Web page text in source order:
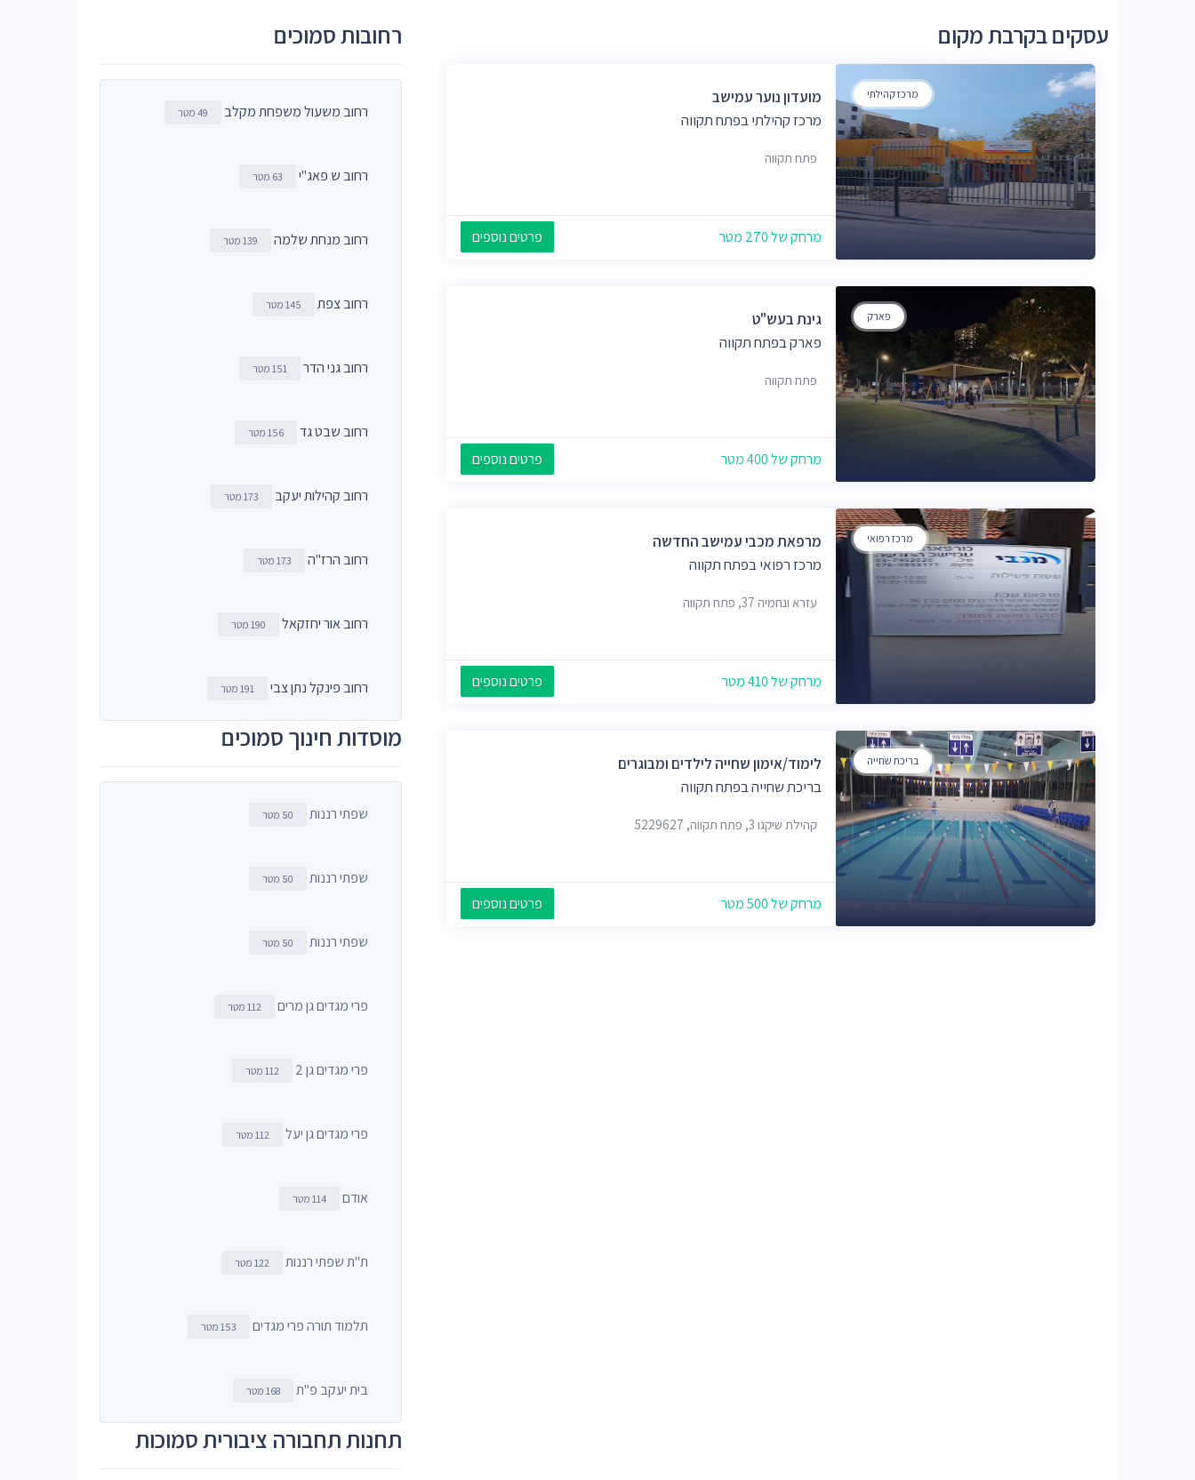
עסקים בקרבת מקום
מרכז קהילתי
מועדון נוער עמישב
מרכז קהילתי בפתח תקווה
פתח תקווה
מרחק של 270 מטר פרטים נוספים
פארק
גינת בעש"ט
פארק בפתח תקווה
פתח תקווה
מרחק של 400 מטר פרטים נוספים
מרכז רפואי
מרפאת מכבי עמישב החדשה
מרכז רפואי בפתח תקווה
עזרא ונחמיה 37, פתח תקווה
מרחק של 410 מטר פרטים נוספים
בריכת שחייה
לימוד/אימון שחייה לילדים ומבוגרים
בריכת שחייה בפתח תקווה
קהילת שיקגו 3, פתח תקווה, 5229627
מרחק של 500 מטר פרטים נוספים
רחובות סמוכים
רחוב משעול משפחת מקלב 49 מטר
רחוב ש פאג"י 63 מטר
רחוב מנחת שלמה 139 מטר
רחוב צפת 145 מטר
רחוב גני הדר 151 מטר
רחוב שבט גד 156 מטר
רחוב קהילות יעקב 173 מטר
רחוב הרז"ה 173 מטר
רחוב אור יחזקאל 190 מטר
רחוב פינקל נתן צבי 191 מטר
מוסדות חינוך סמוכים
שפתי רננות 50 מטר
שפתי רננות 50 מטר
שפתי רננות 50 מטר
פרי מגדים גן מרים 112 מטר
פרי מגדים גן 2 112 מטר
פרי מגדים גן יעל 112 מטר
אודם 114 מטר
ת"ת שפתי רננות 122 מטר
תלמוד תורה פרי מגדים 153 מטר
בית יעקב פ"ת 168 מטר
תחנות תחבורה ציבורית סמוכות